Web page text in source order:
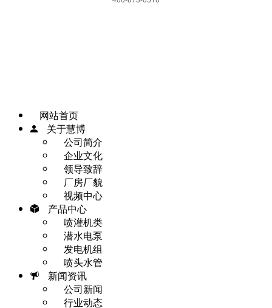
网站首页
关于慧博
公司简介
企业文化
领导致辞
厂房厂貌
视频中心
产品中心
喷灌机类
潜水电泵
发电机组
喷头水管
新闻资讯
公司新闻
行业动态